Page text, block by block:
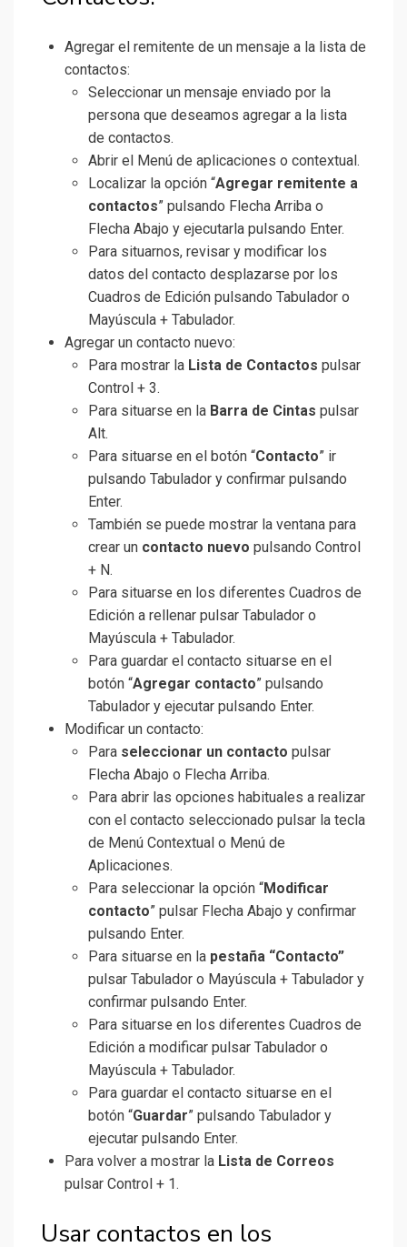
Agregar el remitente de un mensaje a la lista de
contactos:
Seleccionar un mensaje enviado por la
persona que deseamos agregar a la lista
de contactos.
Abrir el Menú de aplicaciones o contextual.
Localizar la opción “Agregar remitente a
contactos” pulsando Flecha Arriba o
Flecha Abajo y ejecutarla pulsando Enter.
Para situarnos, revisar y modificar los
datos del contacto desplazarse por los
Cuadros de Edición pulsando Tabulador o
Mayúscula + Tabulador.
Agregar un contacto nuevo:
Para mostrar la Lista de Contactos pulsar
Control + 3.
Para situarse en la Barra de Cintas pulsar
Alt.
Para situarse en el botón “Contacto” ir
pulsando Tabulador y confirmar pulsando
Enter.
También se puede mostrar la ventana para
crear un contacto nuevo pulsando Control
+ N.
Para situarse en los diferentes Cuadros de
Edición a rellenar pulsar Tabulador o
Mayúscula + Tabulador.
Para guardar el contacto situarse en el
botón “Agregar contacto” pulsando
Tabulador y ejecutar pulsando Enter.
Modificar un contacto:
Para seleccionar un contacto pulsar
Flecha Abajo o Flecha Arriba.
Para abrir las opciones habituales a realizar
con el contacto seleccionado pulsar la tecla
de Menú Contextual o Menú de
Aplicaciones.
Para seleccionar la opción “Modificar
contacto” pulsar Flecha Abajo y confirmar
pulsando Enter.
Para situarse en la pestaña “Contacto”
pulsar Tabulador o Mayúscula + Tabulador y
confirmar pulsando Enter.
Para situarse en los diferentes Cuadros de
Edición a modificar pulsar Tabulador o
Mayúscula + Tabulador.
Para guardar el contacto situarse en el
botón “Guardar” pulsando Tabulador y
ejecutar pulsando Enter.
Para volver a mostrar la Lista de Correos
pulsar Control + 1.
Usar contactos en los